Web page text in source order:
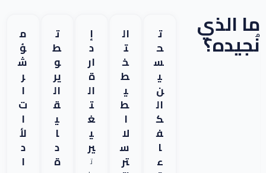
ما الذي
نُجيده؟ ت
ح
س
ي
ن
ال
ك
ف
ا
ء
ال
ت
خ
ط
ي
ط
ا
لا
س
تر
إ
د
ار
ة
ال
ت
غ
ي
ير
ت
ت
ط
و
ير
ال
ق
ي
ا
د
ة
م
ؤ
ش
ر
ا
ت
ا
لأ
د
ا